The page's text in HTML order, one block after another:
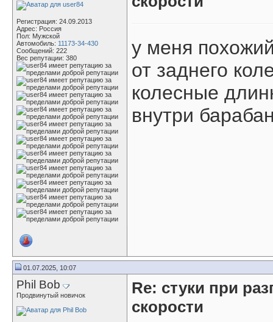
Регистрация: 24.09.2013
Адрес: Россия
Пол: Мужской
Автомобиль: 11173-34-430
Сообщений: 222
Вес репутации: 380
у меня
от заднего
колесные
внутри
01.07.2025, 10:07
Phil Bob
Продвинутый новичок
Re: стуки при
скорости